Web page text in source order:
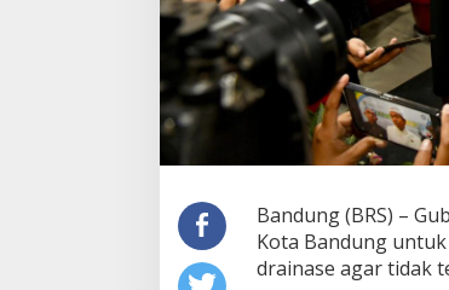
Bandung (BRS) –
Kota Bandung
drainase agar tidak